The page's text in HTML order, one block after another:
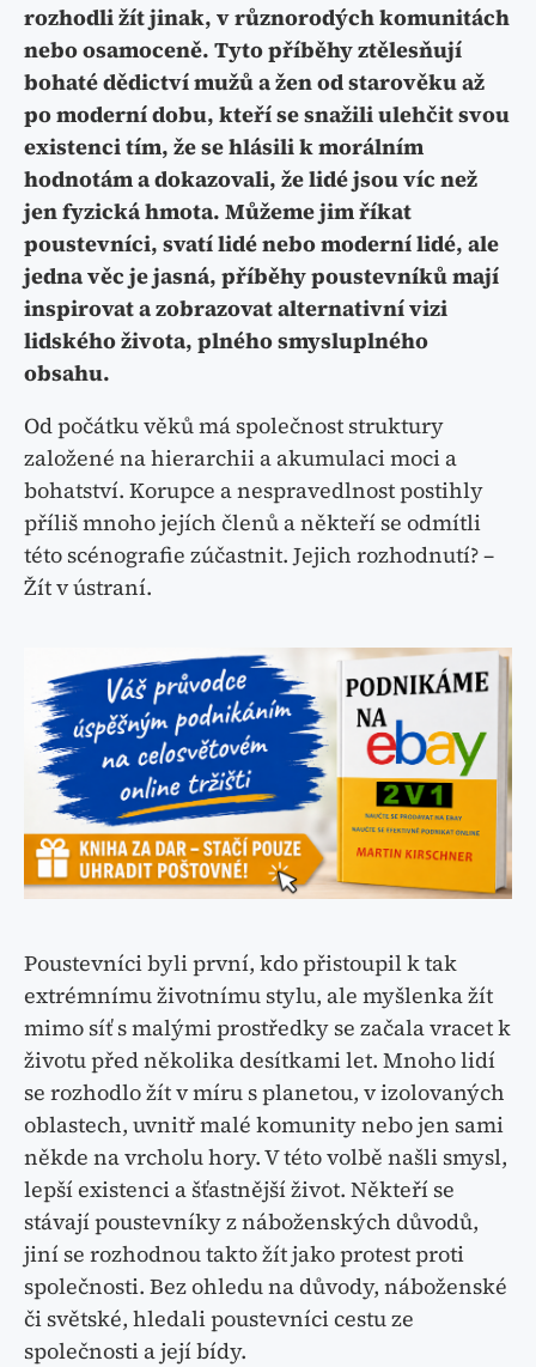
rozhodli žít jinak, v různorodých komunitách
nebo osamoceně. Tyto příběhy ztělesňují
bohaté dědictví mužů a žen od starověku až
po moderní dobu, kteří se snažili ulehčit svou
existenci tím, že se hlásili k morálním
hodnotám a dokazovali, že lidé jsou víc než
jen fyzická hmota. Můžeme jim říkat
poustevníci, svatí lidé nebo moderní lidé, ale
jedna věc je jasná, příběhy poustevníků mají
inspirovat a zobrazovat alternativní vizi
lidského života, plného smysluplného
obsahu.
Od počátku věků má společnost struktury
založené na hierarchii a akumulaci moci a
bohatství. Korupce a nespravedlnost postihly
příliš mnoho jejích členů a někteří se odmítli
této scénografie zúčastnit. Jejich rozhodnutí? –
Žít v ústraní.
Poustevníci byli první, kdo přistoupil k tak
extrémnímu životnímu stylu, ale myšlenka žít
mimo síť s malými prostředky se začala vracet k
životu před několika desítkami let. Mnoho lidí
se rozhodlo žít v míru s planetou, v izolovaných
oblastech, uvnitř malé komunity nebo jen sami
někde na vrcholu hory. V této volbě našli smysl,
lepší existenci a šťastnější život. Někteří se
stávají poustevníky z náboženských důvodů,
jiní se rozhodnou takto žít jako protest proti
společnosti. Bez ohledu na důvody, náboženské
či světské, hledali poustevníci cestu ze
společnosti a její bídy.